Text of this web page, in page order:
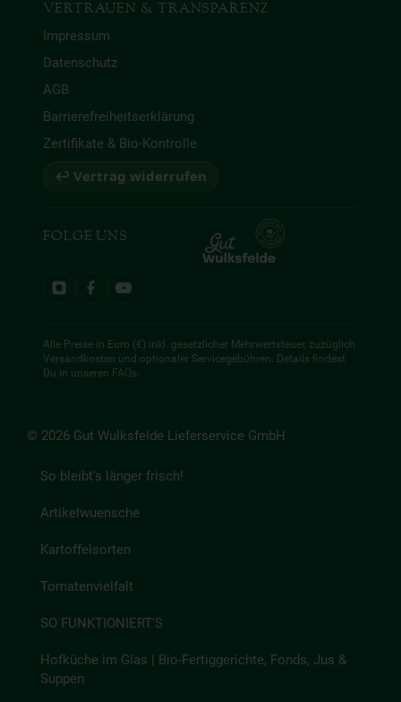
VERTRAUEN & TRANSPARENZ
Impressum
Datenschutz
AGB
Barrierefreiheitserklärung
Zertifikate & Bio-Kontrolle
↩ Vertrag widerrufen
FOLGE UNS
Alle Preise in Euro (€) inkl. gesetzlicher Mehrwertsteuer, zuzüglich
Versandkosten und optionaler Servicegebühren. Details findest
Du in unseren FAQs.
© 2026 Gut Wulksfelde Lieferservice GmbH
So bleibt's länger frisch!
Artikelwuensche
Kartoffelsorten
Tomatenvielfalt
SO FUNKTIONIERT'S
Hofküche im Glas | Bio-Fertiggerichte, Fonds, Jus &
Suppen